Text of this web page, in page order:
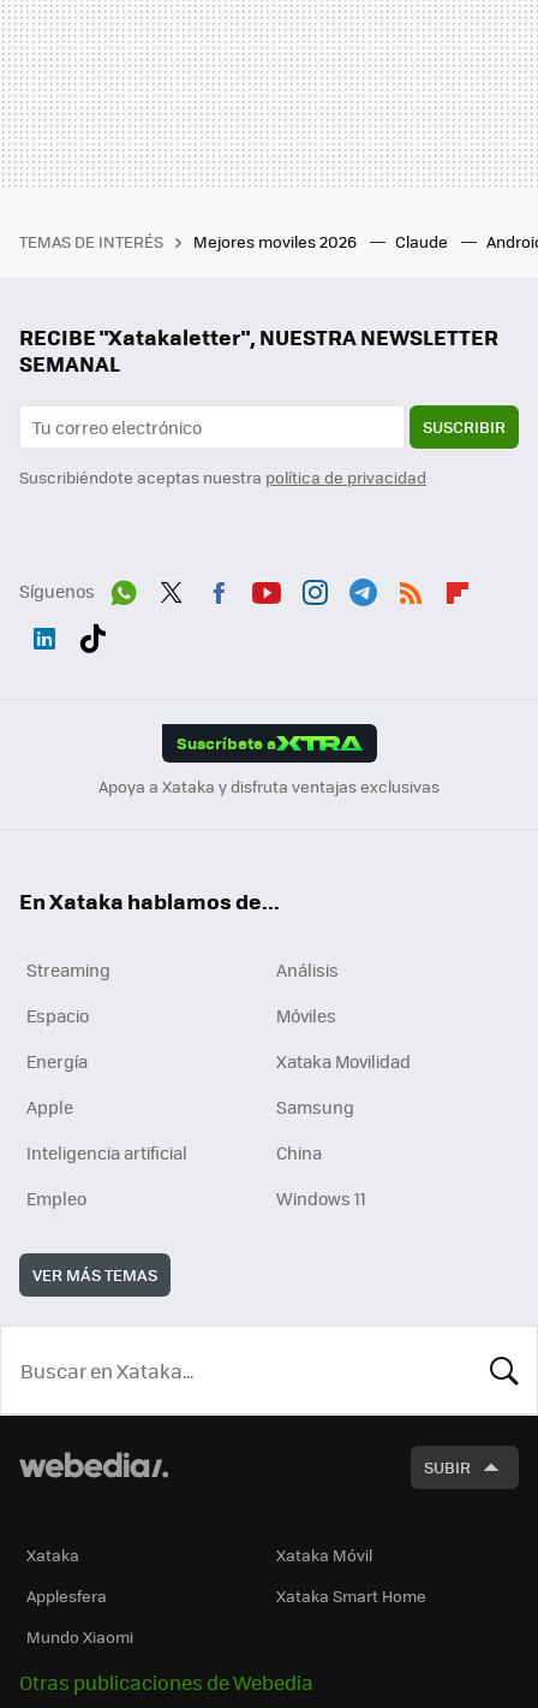
TEMAS DE INTERÉS Mejores moviles 2026 Claude
RECIBE "Xatakaletter", NUESTRA NEWSLETTER
SEMANAL
SUSCRIBIR
Suscribiéndote aceptas nuestra política de privacidad
Síguenos
Suscríbete a
Apoya a Xataka y disfruta ventajas exclusivas
En Xataka hablamos de...
Streaming
Análisis
Espacio
Móviles
Energía
Xataka Movilidad
Apple
Samsung
Inteligencia artificial
China
Empleo
Windows 11
VER MÁS TEMAS
SUBIR
Xataka
Xataka Móvil
Applesfera
Xataka Smart Home
Mundo Xiaomi
Otras publicaciones de Webedia